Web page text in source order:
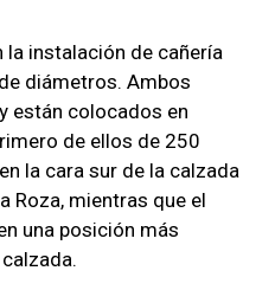
instalación de cañería
diámetros. Ambos
están colocados en
de ellos de 250
la cara sur de la calzada
Roza, mientras que el
una posición más